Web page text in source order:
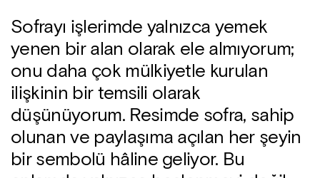
Sofrayı işlerimde yalnızca yemek
yenen bir alan olarak ele almıyorum;
onu daha çok mülkiyetle kurulan
ilişkinin bir temsili olarak
düşünüyorum. Resimde sofra, sahip
olunan ve paylaşıma açılan her şeyin
bir sembolü hâline geliyor. Bu